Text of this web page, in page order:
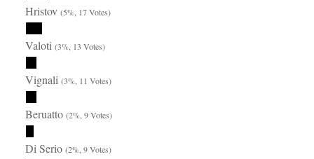
Hristov(5%, 17 Votes)
Valoti(3%, 13 Votes)
Vignali(3%, 11 Votes)
Beruatto(2%, 9 Votes)
Di Serio(2%, 9 Votes)